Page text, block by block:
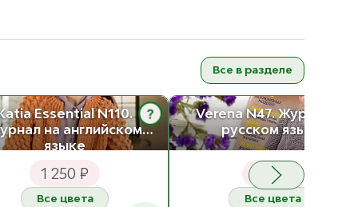
Все в разделе
Essential N110.
на английском
языке
?
1 250 ₽
Все цвета
Verena N47. Журнал на
русском языке
200 ₽
Все цвета